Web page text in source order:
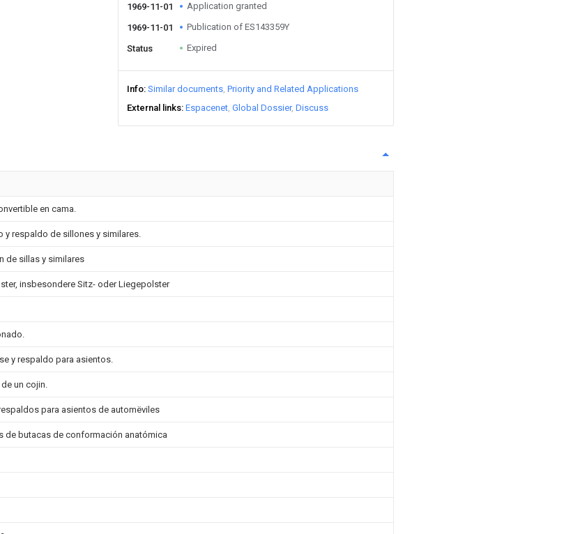
1969-11-01 Application granted
1969-11-01 Publication of ES143359Y
Status Expired
Info Similar documents Priority and Related Applications
External links Espacenet Global Dossier Discuss
en cama.
y respaldo de sillones y similares.
de sillas y similares
insbesondere Sitz- oder Liegepolster
y respaldo para asientos.
un cojin.
para asientos de automëviles
de butacas de conformación anatómica